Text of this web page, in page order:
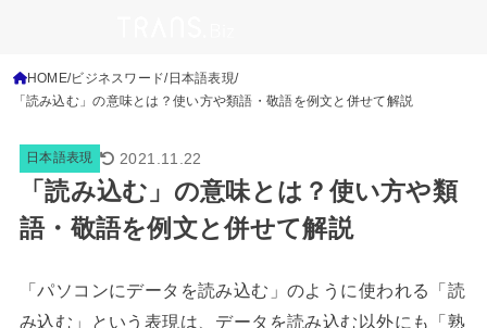
HOME ビジネスワード 日本語表現
「読み込む」の意味とは？使い方や類語・敬語を例文と併せて解説
日本語表現 2021.11.22
「読み込む」の意味とは？使い方や類
語・敬語を例文と併せて解説
「パソコンにデータを読み込む」のように使われる「読
み込む」という表現は、データを読み込む以外にも「熟